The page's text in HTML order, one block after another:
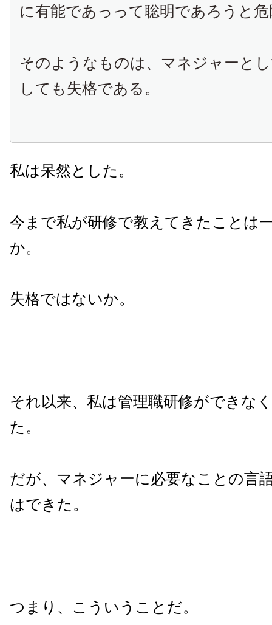
に有能であっって聡明であろうと
そのようなものは、マネジャーと
しても失格である。
私は呆然とした。
今まで私が研修で教えてきたことは
か。
失格ではないか。
それ以来、私は管理職研修ができな
た。
だが、マネジャーに必要なことの言
はできた。
つまり、こういうことだ。